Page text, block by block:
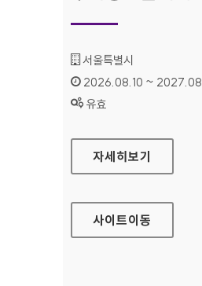
기관명 :
서울특별시
인증기간 :
2026.08.10 ~
상태 :
유효
서울특별시 주차정보
자세히보기
사이트이동